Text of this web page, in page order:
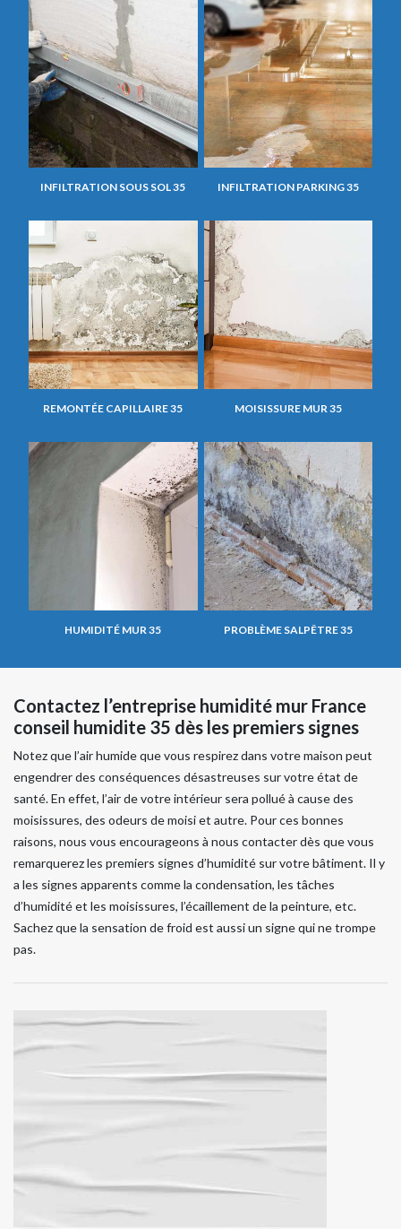
INFILTRATION SOUS SOL 35 INFILTRATION PARKING 35
REMONTÉE CAPILLAIRE 35 MOISISSURE MUR 35
HUMIDITÉ MUR 35 PROBLÈME SALPÊTRE 35
Contactez l’entreprise humidité mur France
conseil humidite 35 dès les premiers signes
Notez que l’air humide que vous respirez dans votre maison peut
engendrer des conséquences désastreuses sur votre état de
santé. En effet, l’air de votre intérieur sera pollué à cause des
moisissures, des odeurs de moisi et autre. Pour ces bonnes
raisons, nous vous encourageons à nous contacter dès que vous
remarquerez les premiers signes d’humidité sur votre bâtiment. Il y
a les signes apparents comme la condensation, les tâches
d’humidité et les moisissures, l’écaillement de la peinture, etc.
Sachez que la sensation de froid est aussi un signe qui ne trompe
pas.